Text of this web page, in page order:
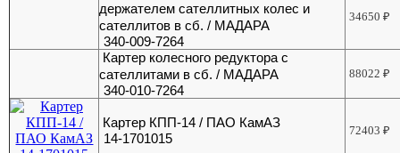
держателем сателлитных колес и
сателлитов в сб. / МАДАРА
340-009-7264
34650₽
Картер колесного редуктора с
сателлитами в сб. / МАДАРА
340-010-7264
88022₽
Картер КПП-14 / ПАО КамАЗ
14-1701015
72403₽